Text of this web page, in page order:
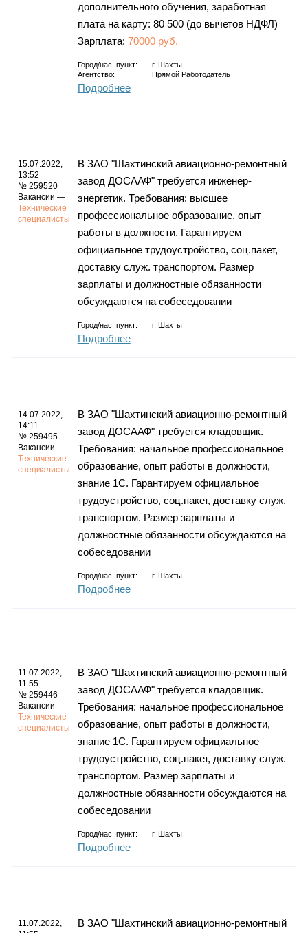
дополнительного обучения, заработная
плата на карту: 80 500 (до вычетов НДФЛ)
Зарплата: 70000 руб.
Город/нас. пункт: г.
Шахты
Агентство:
Прямой Работодатель
Подробнее
15.07.2022,
13:52
№ 259520
Вакансии —
Технические
специалисты
В ЗАО "Шахтинский авиационно-ремонтный
завод ДОСААФ" требуется инженер-
энергетик. Требования: высшее
профессиональное образование, опыт
работы в должности. Гарантируем
официальное трудоустройство, соц.пакет,
доставку служ. транспортом. Размер
зарплаты и должностные обязанности
обсуждаются на собеседовании
Город/нас. пункт: г. Шахты
Подробнее
14.07.2022,
14:11
№ 259495
Вакансии —
Технические
специалисты
В ЗАО "Шахтинский авиационно-ремонтный
завод ДОСААФ" требуется кладовщик.
Требования: начальное профессиональное
образование, опыт работы в должности,
знание 1С. Гарантируем официальное
трудоустройство, соц.пакет, доставку служ.
транспортом. Размер зарплаты и
должностные обязанности обсуждаются на
собеседовании
Город/нас. пункт: г. Шахты
Подробнее
11.07.2022,
11:55
№ 259446
Вакансии —
Технические
специалисты
В ЗАО "Шахтинский авиационно-ремонтный
завод ДОСААФ" требуется кладовщик.
Требования: начальное профессиональное
образование, опыт работы в должности,
знание 1С. Гарантируем официальное
трудоустройство, соц.пакет, доставку служ.
транспортом. Размер зарплаты и
должностные обязанности обсуждаются на
собеседовании
Город/нас. пункт: г. Шахты
Подробнее
11.07.2022,
В ЗАО "Шахтинский авиационно-ремонтный